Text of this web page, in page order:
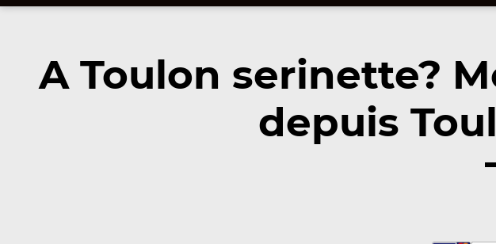
A Toulon serinette?
depuis